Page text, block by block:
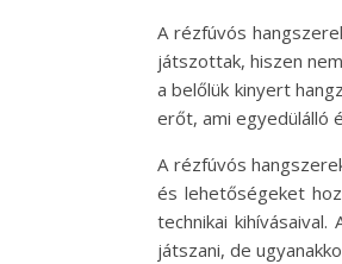
A rézfúvós
játszottak, hiszen
a belőlük kinyert
erőt, ami egyedülálló
A rézfúvós
és lehetőségeket
technikai
játszani, de